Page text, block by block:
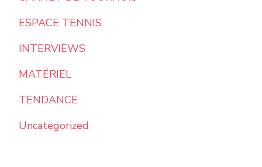
ESPACE TENNIS
INTERVIEWS
MATÉRIEL
TENDANCE
Uncategorized